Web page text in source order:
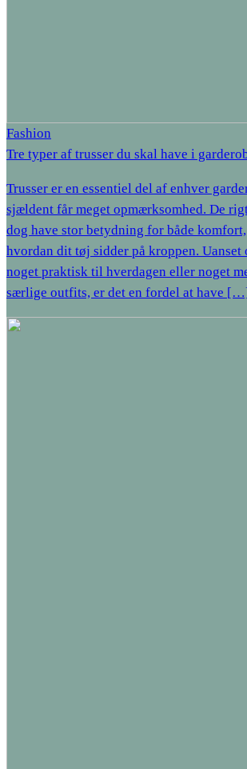
Fashion
Tre typer af trusser du skal have i
Trusser er en essentiel del af enhver
sjældent får meget opmærksomhed. De
dog have stor betydning for både
hvordan dit tøj sidder på kroppen. Uanset
noget praktisk til hverdagen eller noget
særlige outfits, er det en fordel at have